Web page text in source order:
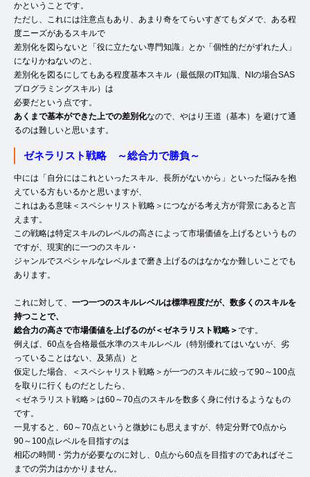
かということです。
ただし、これには注意点もあり、あまり奇をてらいすぎてもダメで、ある程
度ニーズがあるスキルで
差別化を図らないと「役に立たない専門知識」とか「個性的だがずれた人」
になりかねないのと、
差別化を図るにしてもある程度基本スキル（最低限のIT知識、NIの場合SAS
プログラミングスキル）は
必要だという点です。
あくまで基本ができた上での差別化なので、やはり王道（基本）を避けて通
るのは難しいと思います。
ゼネラリスト戦略 ～総合力で勝負～
中には「自分にはこれといったスキル、長所がないから」といった悩みを抱
えている方もいるかと思いますが、
これはある意味＜スペシャリスト戦略＞につながる考え方が背景にあると言
えます。
この戦略は特定スキルのレベルの高さによって市場価値を上げるというもの
ですが、現実的に一つのスキル・
ジャンルでスペシャルなレベルまで磨き上げるのはなかなか難しいことでも
あります。
これに対して、 一つ一つのスキルレベルは標準程度だが、数多くのスキルを
持つことで、
総合力の高さで市場価値を上げるのが＜ゼネラリスト戦略＞です。
例えば、60点を合格最低水準のスキルレベル（特別優れてはいないが、劣
っていることはない、及第点）と
仮定した場合、＜スペシャリスト戦略＞が一つのスキルに絞って90～100点
を取りに行くものだとしたら、
＜ゼネラリスト戦略＞は60～70点のスキルを数多く身に付けるようなもの
です。
一見すると、60～70点というと微妙にも思えますが、特定分野で0点から
90～100点レベルを目指すのは
相応の時間・労力が必要なのに対し、0点から60点を目指すのであればそこ
までの労力はかかりません。